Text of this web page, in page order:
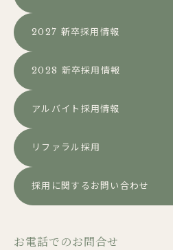
2027 新卒採用情報
2028 新卒採用情報
アルバイト採用情報
リファラル採用
採用に関するお問い合わせ
お電話でのお問合せ